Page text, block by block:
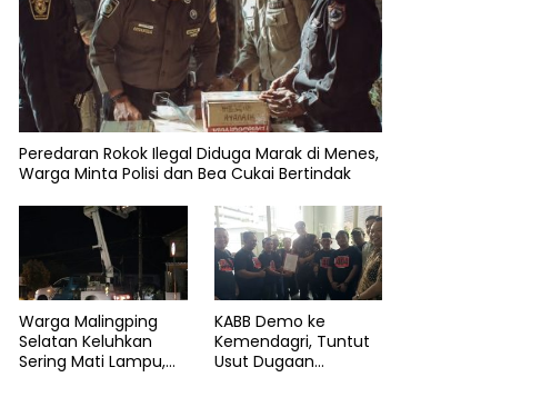
Peredaran Rokok Ilegal Diduga Marak di Menes,
Warga Minta Polisi dan Bea Cukai Bertindak
Warga Malingping
Selatan Keluhkan
Sering Mati Lampu,
KABB Demo ke
Kemendagri, Tuntut
Usut Dugaan